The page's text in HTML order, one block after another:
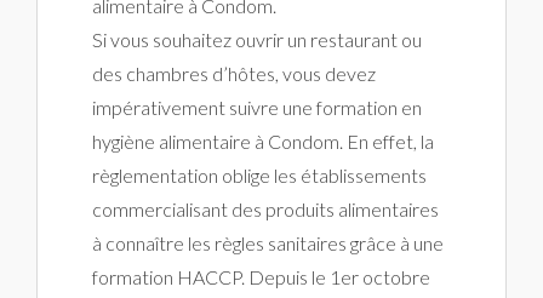
alimentaire à Condom.
Si vous souhaitez ouvrir un restaurant ou
des chambres d’hôtes, vous devez
impérativement suivre une formation en
hygiène alimentaire à Condom. En effet, la
règlementation oblige les établissements
commercialisant des produits alimentaires
à connaître les règles sanitaires grâce à une
formation HACCP. Depuis le 1er octobre